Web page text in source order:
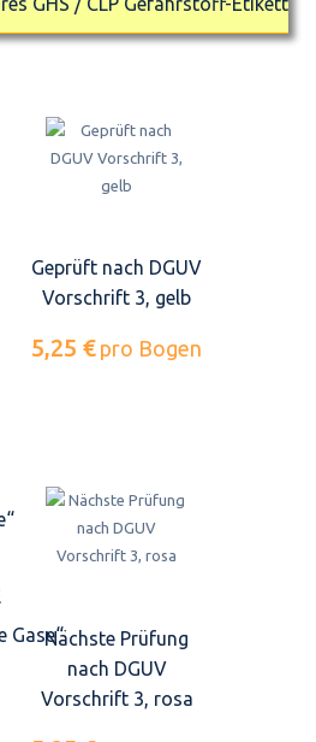
Gase“
Geprüft nach DGUV
Vorschrift 3, gelb
5,25 € pro Bogen
Nächste Prüfung
nach DGUV
Vorschrift 3, rosa